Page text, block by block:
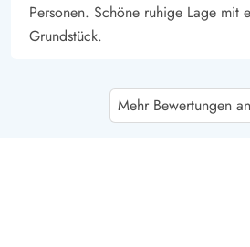
Personen. Schöne ruhige Lage mit
Grundstück.
Deutschland
Mehr Bewertungen